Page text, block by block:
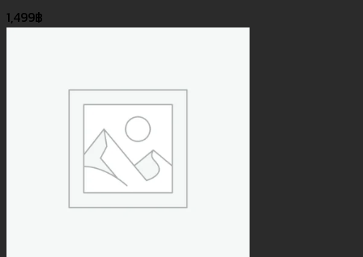
1,499฿